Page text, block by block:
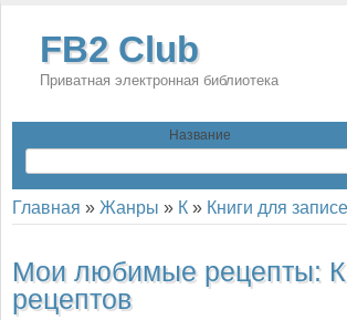
FB2 Club
Приватная электронная библиотека
Название
Главная » Жанры » К » Книги для
Мои любимые рецепты:
рецептов